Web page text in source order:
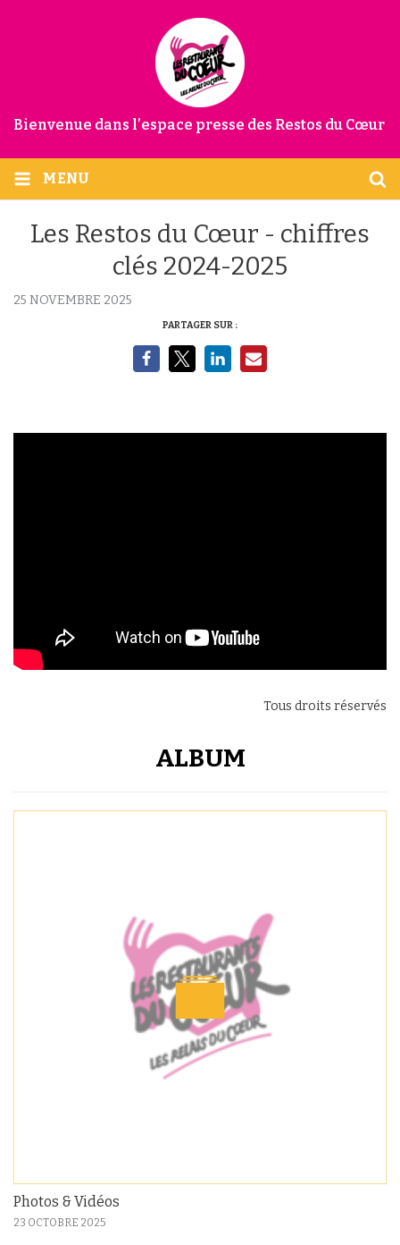
Bienvenue dans l’espace presse des Restos du Cœur
MENU
Les Restos du Cœur - chiffres
clés 2024-2025
25 NOVEMBRE 2025
PARTAGER SUR :
Tous droits réservés
ALBUM
Photos & Vidéos
23 OCTOBRE 2025